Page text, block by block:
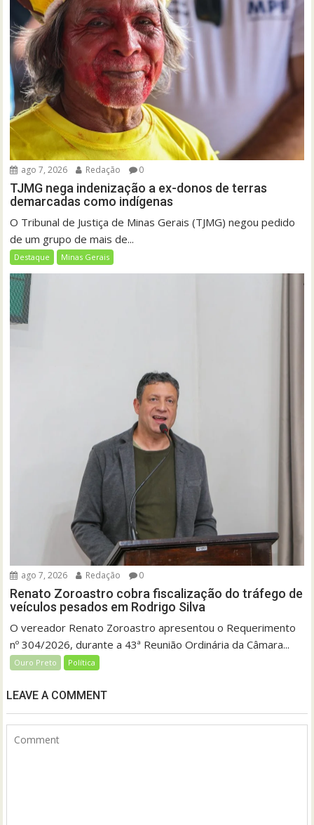
ago 7, 2026 Redação 0
TJMG nega indenização a ex-donos de terras
demarcadas como indígenas
O Tribunal de Justiça de Minas Gerais (TJMG) negou pedido
de um grupo de mais de...
Destaque Minas Gerais
ago 7, 2026 Redação 0
Renato Zoroastro cobra fiscalização do tráfego de
veículos pesados em Rodrigo Silva
O vereador Renato Zoroastro apresentou o Requerimento
nº 304/2026, durante a 43ª Reunião Ordinária da Câmara...
Ouro Preto Política
LEAVE A COMMENT